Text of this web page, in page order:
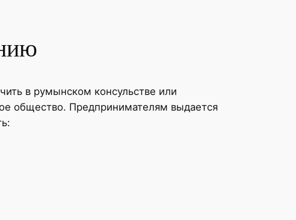
в румынском консульстве или
общество. Предпринимателям выдается